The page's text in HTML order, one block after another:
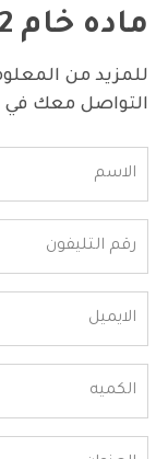
ماده خام 2
للمزيد من
التواصل معك